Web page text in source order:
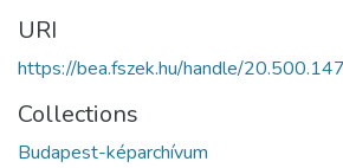
URI
https://bea.fszek.hu/handle/
Collections
Budapest-képarchívum